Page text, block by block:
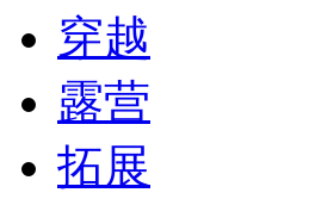
穿越
露营
拓展